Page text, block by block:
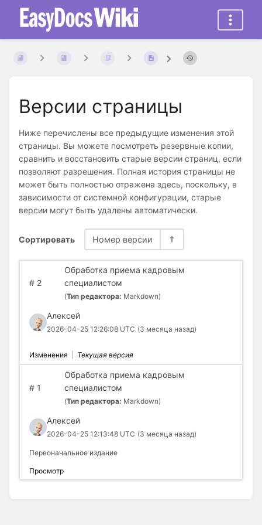
Версии страницы
Ниже перечислены все предыдущие изменения этой
страницы. Вы можете посмотреть резервные копии,
сравнить и восстановить старые версии страниц, если
позволяют разрешения. Полная история страницы не
может быть полностью отражена здесь, поскольку, в
зависимости от системной конфигурации, старые
версии могут быть удалены автоматически.
Сортировать Номер версии
#2
Обработка приема кадровым
специалистом
(Тип редактора: Markdown)
Алексей
2026-04-25 12:26:08 UTC (3 месяца назад)
Изменения Текущая версия
#1
Обработка приема кадровым
специалистом
(Тип редактора: Markdown)
Алексей
2026-04-25 12:13:48 UTC (3 месяца назад)
Первоначальное издание
Просмотр